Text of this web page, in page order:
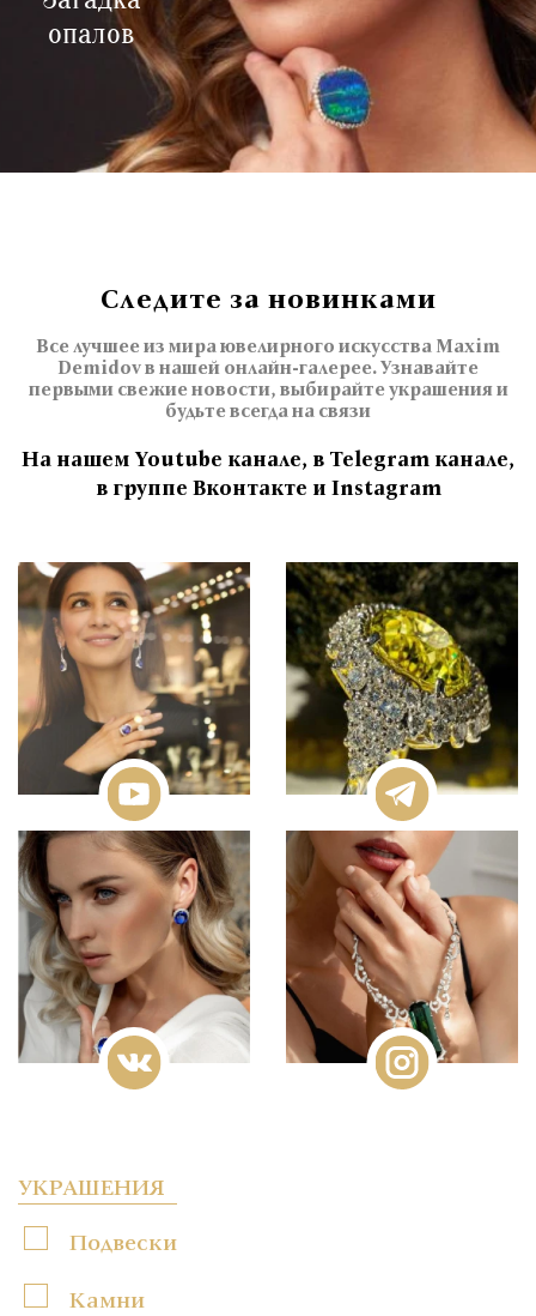
опалов
Следите за новинками
Все лучшее из мира ювелирного искусства Maxim
Demidov в нашей онлайн-галерее. Узнавайте
первыми свежие новости, выбирайте украшения и
будьте всегда на связи
На нашем Youtube канале, в Telegram канале,
в группе Вконтакте и Instagram
УКРАШЕНИЯ
Подвески
Камни